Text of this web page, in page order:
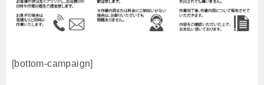
[bottom-campaign]